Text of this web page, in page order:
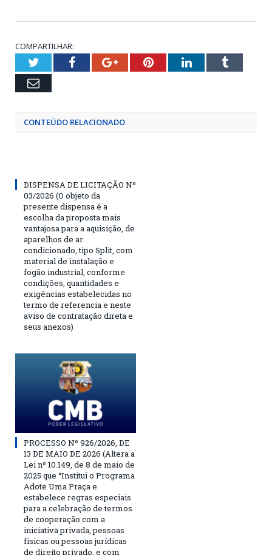
COMPARTILHAR:
TwitterFacebookGoogle+PinterestLinkedInTumblr
Email
CONTEÚDO RELACIONADO
DISPENSA DE LICITAÇÃO Nº
03/2026 (O objeto da
presente dispensa é a
escolha da proposta mais
vantajosa para a aquisição, de
aparelhos de ar
condicionado, tipo Split, com
material de instalação e
fogão industrial, conforme
condições, quantidades e
exigências estabelecidas no
termo de referencia e neste
aviso de contratação direta e
seus anexos)
PROCESSO Nº 926/2026, DE
13 DE MAIO DE 2026 (Altera a
Lei nº 10.149, de 8 de maio de
2025 que “Institui o Programa
Adote Uma Praça e
estabelece regras especiais
para a celebração de termos
de cooperação com a
iniciativa privada, pessoas
físicas ou pessoas jurídicas
de direito privado, e com